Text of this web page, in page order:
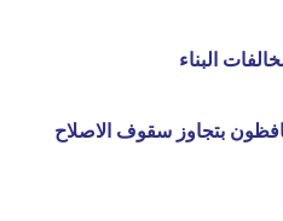
البناء
بتجاوز سقوف الاصلاح